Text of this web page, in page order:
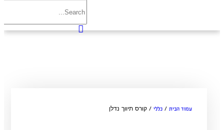
עמוד הבית /כללי / קורס תיווך נדלן